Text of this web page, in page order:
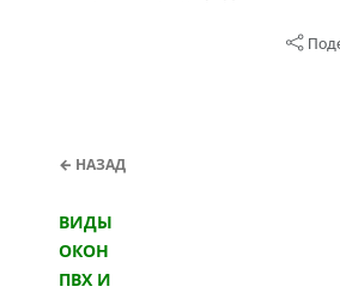
← НАЗАД
ВИДЫ
ОКОН
ПВХ И